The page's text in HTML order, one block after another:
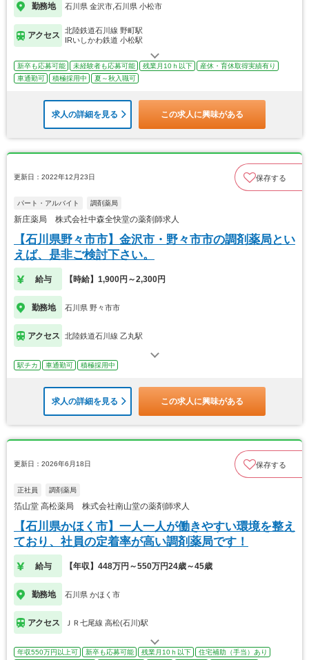
勤務地 石川県 金沢市,石川県 小松市
アクセス
北陸鉄道石川線 野町駅
IRいしかわ鉄道 小松駅
新卒も応募可能 未経験者も応募可能 残業月10ｈ以下
産休・育休取得実績有り
車通勤可
積極採用中 夏～秋入職可
求人の詳細を見る この求人に興味がある
更新日：2022年12月23日 保存する
パート・アルバイト 調剤薬局
新庄薬局 株式会社中森全快堂の薬剤師求人
【石川県野々市市】金沢市・野々市市の調剤薬局とい
えば、是非ご検討下さい。
給与 【時給】1,900円～2,300円
勤務地 石川県 野々市市
アクセス 北陸鉄道石川線 乙丸駅
駅チカ 車通勤可 積極採用中
求人の詳細を見る この求人に興味がある
更新日：2026年6月18日 保存する
正社員 調剤薬局
箔山堂 高松薬局 株式会社南山堂の薬剤師求人
【石川県かほく市】一人一人が働きやすい環境を整え
ており、社員の定着率が高い調剤薬局です！
給与 【年収】448万円～550万円24歳～45歳
勤務地 石川県 かほく市
アクセス ＪＲ七尾線 高松(石川)駅
年収550万円以上可 新卒も応募可能 残業月10ｈ以下
住宅補助（手当）あり